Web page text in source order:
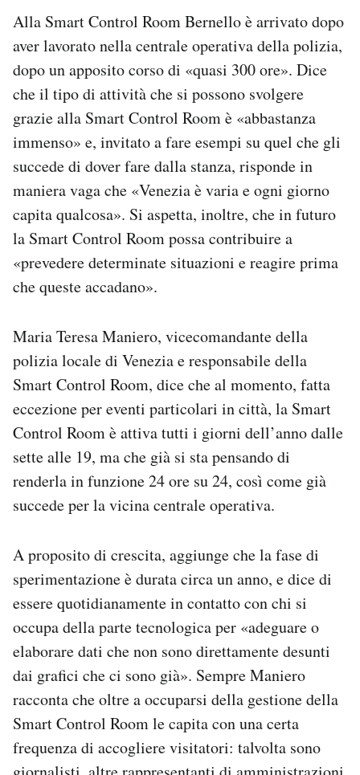
Alla Smart Control Room Bernello è arrivato dopo
aver lavorato nella centrale operativa della polizia,
dopo un apposito corso di «quasi 300 ore». Dice
che il tipo di attività che si possono svolgere
grazie alla Smart Control Room è «abbastanza
immenso» e, invitato a fare esempi su quel che gli
succede di dover fare dalla stanza, risponde in
maniera vaga che «Venezia è varia e ogni giorno
capita qualcosa». Si aspetta, inoltre, che in futuro
la Smart Control Room possa contribuire a
«prevedere determinate situazioni e reagire prima
che queste accadano».
Maria Teresa Maniero, vicecomandante della
polizia locale di Venezia e responsabile della
Smart Control Room, dice che al momento, fatta
eccezione per eventi particolari in città, la Smart
Control Room è attiva tutti i giorni dell’anno dalle
sette alle 19, ma che già si sta pensando di
renderla in funzione 24 ore su 24, così come già
succede per la vicina centrale operativa.
A proposito di crescita, aggiunge che la fase di
sperimentazione è durata circa un anno, e dice di
essere quotidianamente in contatto con chi si
occupa della parte tecnologica per «adeguare o
elaborare dati che non sono direttamente desunti
dai grafici che ci sono già». Sempre Maniero
racconta che oltre a occuparsi della gestione della
Smart Control Room le capita con una certa
frequenza di accogliere visitatori: talvolta sono